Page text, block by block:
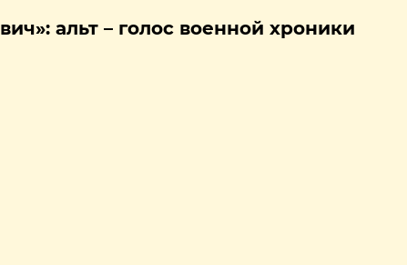
альт – голос военной хроники